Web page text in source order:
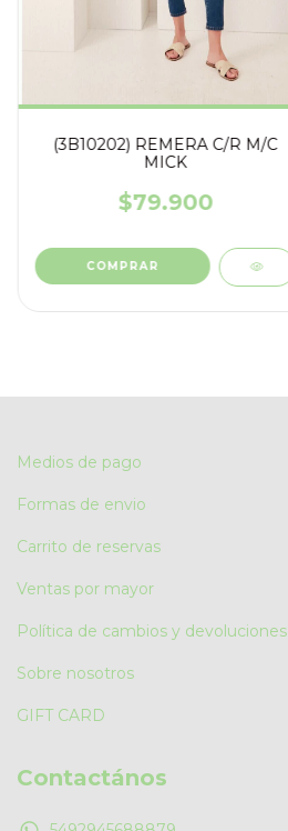
(3B10202) REMERA C/R M/C
MICK
$79.900
COMPRAR
Medios de pago
Formas de envio
Carrito de reservas
Ventas por mayor
Política de cambios y devoluciones
Sobre nosotros
GIFT CARD
Contactános